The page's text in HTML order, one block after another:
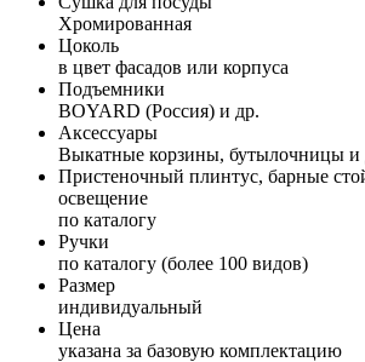
Хромированная
Цоколь
в цвет фасадов или корпуса
Подъемники
BOYARD (Россия) и др.
Аксессуары
Выкатные корзины, бутылочницы и
Пристеночный плинтус, барные
освещение
по каталогу
Ручки
по каталогу (более 100 видов)
Размер
индивидуальный
Цена
указана за базовую комплектацию